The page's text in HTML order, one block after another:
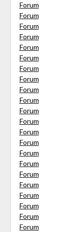
Forum
Forum
Forum
Forum
Forum
Forum
Forum
Forum
Forum
Forum
Forum
Forum
Forum
Forum
Forum
Forum
Forum
Forum
Forum
Forum
Forum
Forum